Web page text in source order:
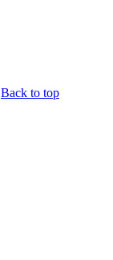
Back to top